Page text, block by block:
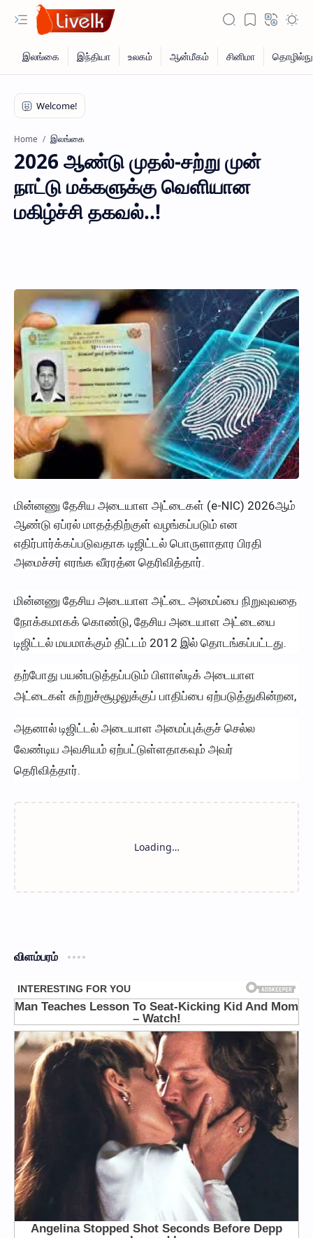
Home இலங்கை
2026 ஆண்டு முதல்-சற்று முன்
நாட்டு மக்களுக்கு வெளியான
மகிழ்ச்சி தகவல்..!
மின்னணு தேசிய அடையாள அட்டைகள் (e-NIC) 2026ஆம்
ஆண்டு ஏப்ரல் மாதத்திற்குள் வழங்கப்படும் என
எதிர்பார்க்கப்படுவதாக டிஜிட்டல் பொருளாதார பிரதி
அமைச்சர் எரங்க வீரரத்ன தெரிவித்தார்.
மின்னணு தேசிய அடையாள அட்டை அமைப்பை நிறுவுவதை
நோக்கமாகக் கொண்டு, தேசிய அடையாள அட்டையை
டிஜிட்டல் மயமாக்கும் திட்டம் 2012 இல் தொடங்கப்பட்டது.
தற்போது பயன்படுத்தப்படும் பிளாஸ்டிக் அடையாள
அட்டைகள் சுற்றுச்சூழலுக்குப் பாதிப்பை ஏற்படுத்துகின்றன,
அதனால் டிஜிட்டல் அடையாள அமைப்புக்குச் செல்ல
வேண்டிய அவசியம் ஏற்பட்டுள்ளதாகவும் அவர்
தெரிவித்தார்.
விளம்பரம்